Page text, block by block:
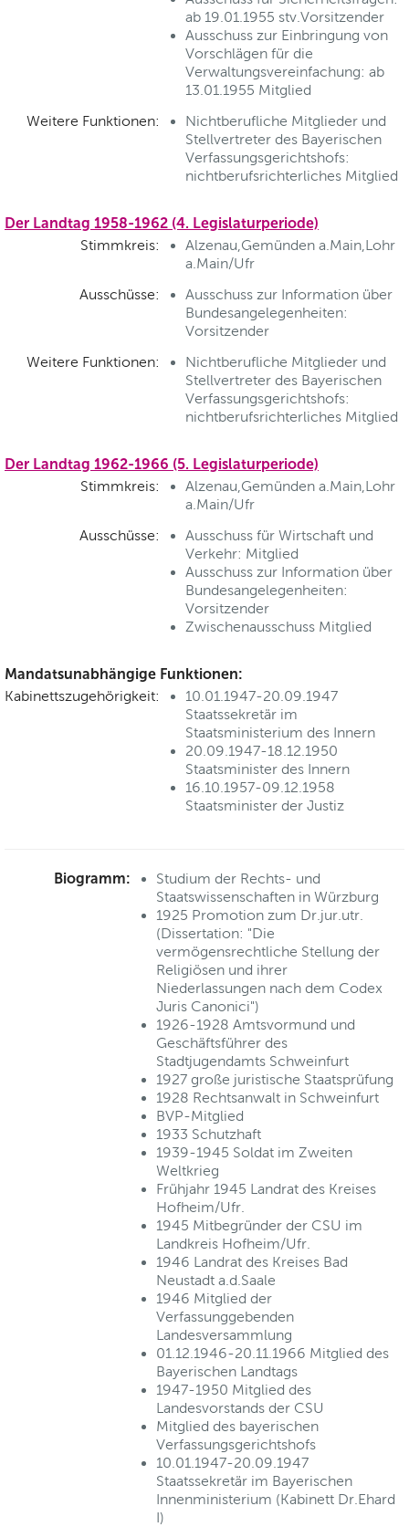
ab 19.01.1955 stv.Vorsitzender
Ausschuss zur Einbringung von
Vorschlägen für die
Verwaltungsvereinfachung: ab
13.01.1955 Mitglied
Weitere Funktionen:
Nichtberufliche Mitglieder und
Stellvertreter des Bayerischen
Verfassungsgerichtshofs:
nichtberufsrichterliches Mitglied
Der Landtag 1958-1962 (4. Legislaturperiode)
Stimmkreis:
Alzenau,Gemünden a.Main,Lohr
a.Main/Ufr
Ausschüsse:
Ausschuss zur Information über
Bundesangelegenheiten:
Vorsitzender
Weitere Funktionen:
Nichtberufliche Mitglieder und
Stellvertreter des Bayerischen
Verfassungsgerichtshofs:
nichtberufsrichterliches Mitglied
Der Landtag 1962-1966 (5. Legislaturperiode)
Stimmkreis:
Alzenau,Gemünden a.Main,Lohr
a.Main/Ufr
Ausschüsse:
Ausschuss für Wirtschaft und
Verkehr: Mitglied
Ausschuss zur Information über
Bundesangelegenheiten:
Vorsitzender
Zwischenausschuss Mitglied
Mandatsunabhängige Funktionen:
Kabinettszugehörigkeit:
10.01.1947-20.09.1947
Staatssekretär im
Staatsministerium des Innern
20.09.1947-18.12.1950
Staatsminister des Innern
16.10.1957-09.12.1958
Staatsminister der Justiz
Biogramm:
Studium der Rechts- und
Staatswissenschaften in Würzburg
1925 Promotion zum Dr.jur.utr.
(Dissertation: "Die
vermögensrechtliche Stellung der
Religiösen und ihrer
Niederlassungen nach dem Codex
Juris Canonici")
1926-1928 Amtsvormund und
Geschäftsführer des
Stadtjugendamts Schweinfurt
1927 große juristische Staatsprüfung
1928 Rechtsanwalt in Schweinfurt
BVP-Mitglied
1933 Schutzhaft
1939-1945 Soldat im Zweiten
Weltkrieg
Frühjahr 1945 Landrat des Kreises
Hofheim/Ufr.
1945 Mitbegründer der CSU im
Landkreis Hofheim/Ufr.
1946 Landrat des Kreises Bad
Neustadt a.d.Saale
1946 Mitglied der
Verfassunggebenden
Landesversammlung
01.12.1946-20.11.1966 Mitglied des
Bayerischen Landtags
1947-1950 Mitglied des
Landesvorstands der CSU
Mitglied des bayerischen
Verfassungsgerichtshofs
10.01.1947-20.09.1947
Staatssekretär im Bayerischen
Innenministerium (Kabinett Dr.Ehard
I)